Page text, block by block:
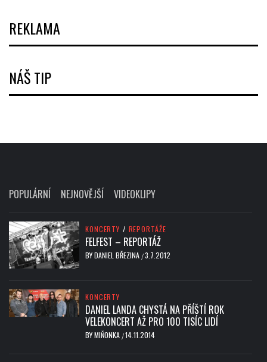
REKLAMA
NÁŠ TIP
POPULÁRNÍ NEJNOVĚJŠÍ VIDEOKLIPY
KONCERTY / REPORTÁŽE
FELFEST – REPORTÁŽ
BYDANIEL BŘEZINA /3.7.2012
KONCERTY
DANIEL LANDA CHYSTÁ NA PŘÍŠTÍ ROK
VELEKONCERT AŽ PRO 100 TISÍC LIDÍ
BYMIŇONKA /14.11.2014